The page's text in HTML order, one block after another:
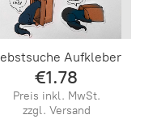
Aufkleber
€1.78
Preis inkl. MwSt.
zzgl. Versand